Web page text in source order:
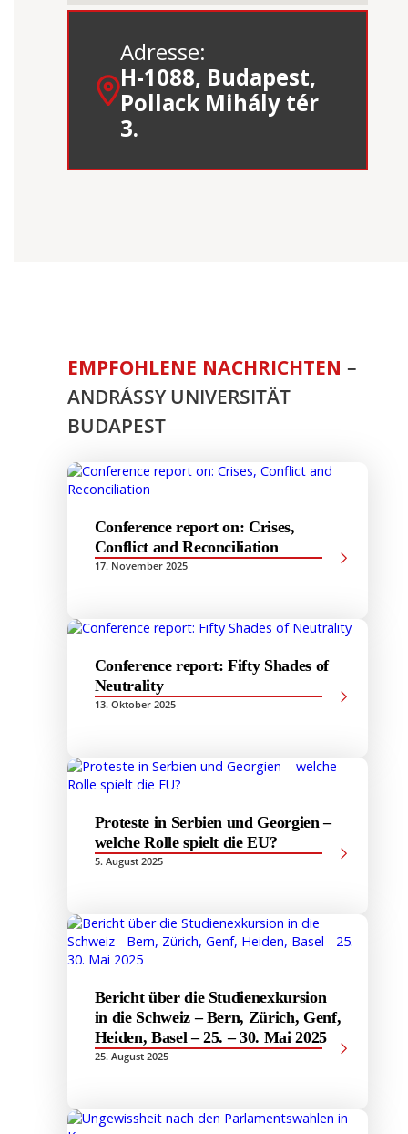
Adresse:
H-1088, Budapest,
Pollack Mihály tér
3.
EMPFOHLENE NACHRICHTEN –
ANDRÁSSY UNIVERSITÄT
BUDAPEST
Conference report on: Crises,
Conflict and Reconciliation
17. November 2025
Conference report: Fifty Shades of
Neutrality
13. Oktober 2025
Proteste in Serbien und Georgien –
welche Rolle spielt die EU?
5. August 2025
Bericht über die Studienexkursion
in die Schweiz – Bern, Zürich, Genf,
Heiden, Basel – 25. – 30. Mai 2025
25. August 2025